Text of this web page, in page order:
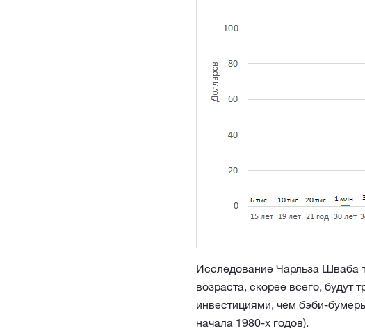
Исследование Чарльза Шваба
возраста, скорее всего,
инвестициями, чем бэби-
начала 1980-х годов).